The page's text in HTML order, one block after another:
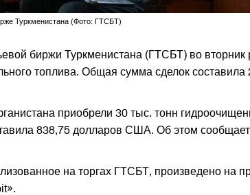
Туркменистана (Фото: ГТСБТ)
биржи Туркменистана (ГТСБТ) во вторник
топлива. Общая сумма сделок
приобрели 30 тыс. тонн
838,75 долларов США. Об этом
на торгах ГТСБТ, произведено на